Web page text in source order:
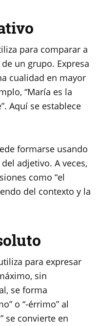
para comparar a
un grupo. Expresa
cualidad en mayor
“María es la
Aquí se establece
formarse usando
adjetivo. A veces,
como “el
del contexto y la
para expresar
sin
se forma
o “-érrimo” al
se convierte en